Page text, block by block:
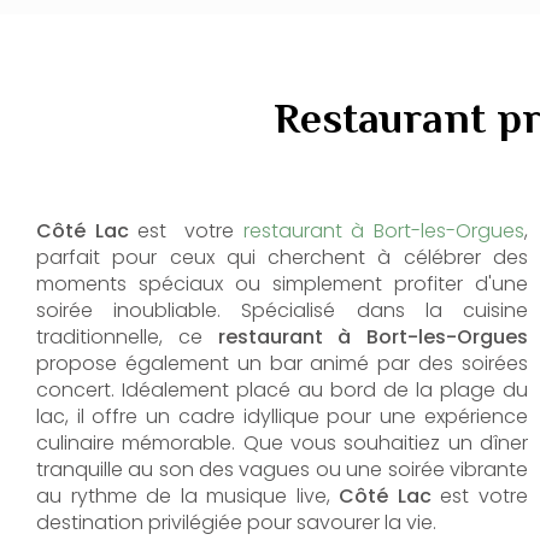
Restaurant
Côté Lac est votre restaurant à Bort-les-Orgues,
parfait pour ceux qui cherchent à célébrer des
moments spéciaux ou simplement profiter d'une
soirée inoubliable. Spécialisé dans la cuisine
traditionnelle, ce restaurant à Bort-les-Orgues
propose également un bar animé par des soirées
concert. Idéalement placé au bord de la plage du
lac, il offre un cadre idyllique pour une expérience
culinaire mémorable. Que vous souhaitiez un dîner
tranquille au son des vagues ou une soirée vibrante
au rythme de la musique live, Côté Lacest votre
destination privilégiée pour savourer la vie.